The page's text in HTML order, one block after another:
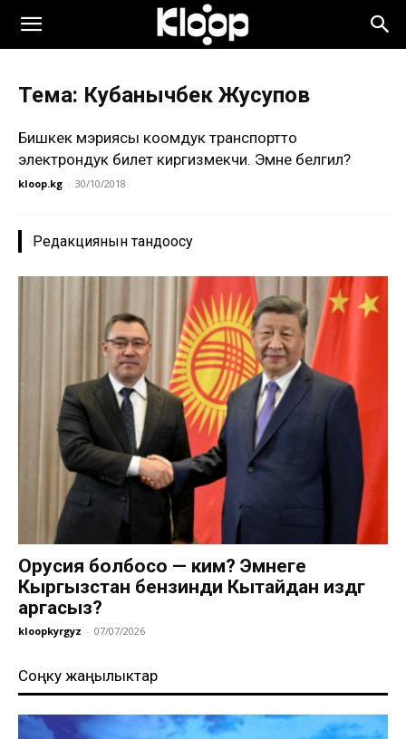
Тема: Кубанычбек Жусупов
Бишкек мэриясы коомдук транспортто
электрондук билет киргизмекчи. Эмне белгилүү?
kloop.kg - 30/10/2018
Редакциянын тандоосу
Орусия болбосо — ким? Эмнеге
Кыргызстан бензинди Кытайдан издөөгө
аргасыз?
kloopkyrgyz - 07/07/2026
Соңку жаңылыктар